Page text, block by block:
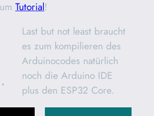
Tutorial!
Last but not least braucht
es zum kompilieren des
Arduinocodes natürlich
noch die Arduino IDE
plus den ESP32 Core.